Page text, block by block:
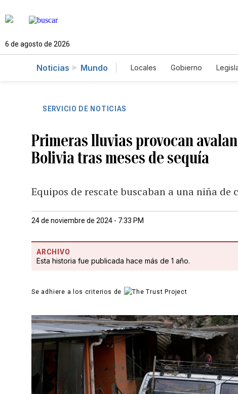
6 de agosto de 2026
Noticias Mundo Locales Gobierno
SERVICIO DE NOTICIAS
Primeras lluvias provocan
Bolivia tras meses de sequía
Equipos de rescate buscaban a una niña de
24 de noviembre de 2024 - 7:33 PM
ARCHIVO
Esta historia fue publicada hace más de 1 año.
Se adhiere a los criterios de